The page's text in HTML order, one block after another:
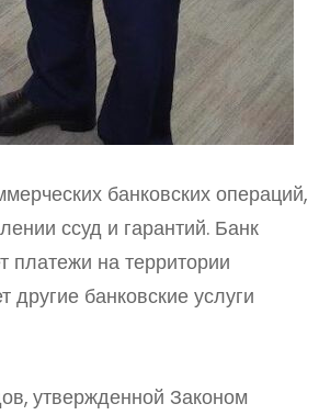
банковских операций,
ссуд и гарантий. Банк
платежи на территории
другие банковские услуги
утвержденной Законом